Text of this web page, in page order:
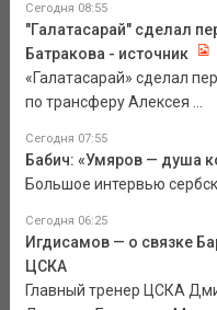
Сегодня 08:55
"Галатасарай" сделал
Батракова - источник
«Галатасарай» сделал
по трансферу Алексея ...
Сегодня 07:55
Бабич: «Умяров — душа
Большое интервью
Сегодня 06:25
Игдисамов — о связке
ЦСКА
Главный тренер ЦСКА